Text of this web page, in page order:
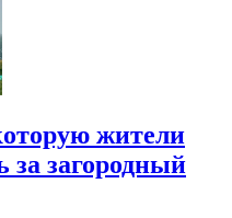
жители
за загородный